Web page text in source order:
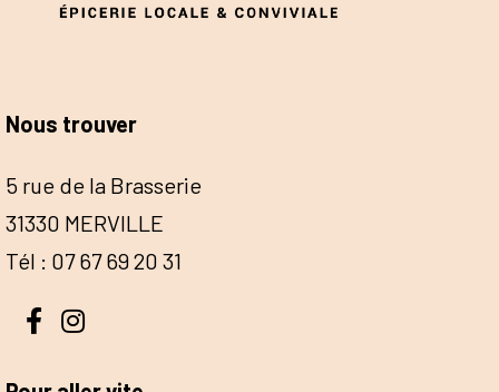
Nous trouver
5 rue de la Brasserie
31330 MERVILLE
Tél : 07 67 69 20 31